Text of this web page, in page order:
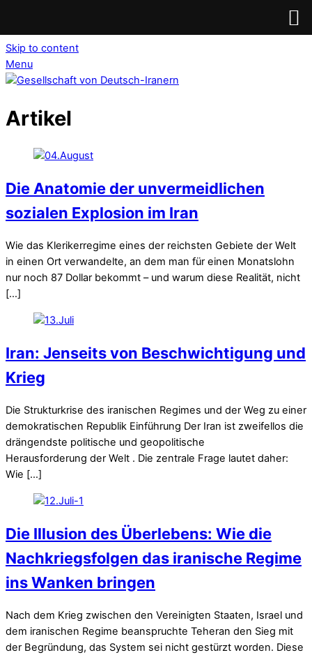
Skip to content
Menu
Artikel
Die Anatomie der unvermeidlichen
sozialen Explosion im Iran
Wie das Klerikerregime eines der reichsten Gebiete der Welt
in einen Ort verwandelte, an dem man für einen Monatslohn
nur noch 87 Dollar bekommt – und warum diese Realität, nicht
[…]
Iran: Jenseits von Beschwichtigung und
Krieg
Die Strukturkrise des iranischen Regimes und der Weg zu einer
demokratischen Republik Einführung Der Iran ist zweifellos die
drängendste politische und geopolitische
Herausforderung der Welt . Die zentrale Frage lautet daher:
Wie […]
Die Illusion des Überlebens: Wie die
Nachkriegsfolgen das iranische Regime
ins Wanken bringen
Nach dem Krieg zwischen den Vereinigten Staaten, Israel und
dem iranischen Regime beanspruchte Teheran den Sieg mit
der Begründung, das System sei nicht gestürzt worden. Diese